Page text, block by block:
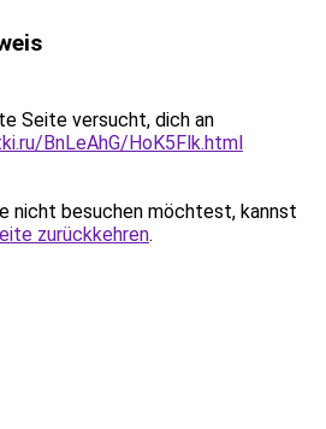
Seite versucht, dich an
BnLeAhG/HoK5Flk.html
nicht besuchen möchtest, kannst
zurückkehren.